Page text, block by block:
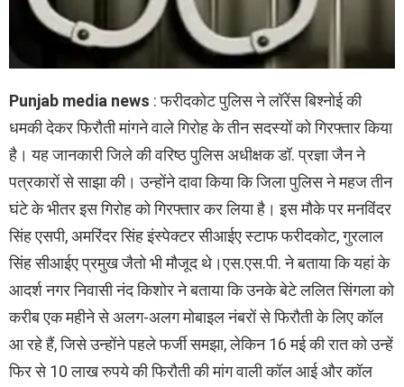
Punjab media news : फरीदकोट पुलिस ने लॉरेंस बिश्नोई की
धमकी देकर फिरौती मांगने वाले गिरोह के तीन सदस्यों को गिरफ्तार किया
है। यह जानकारी जिले की वरिष्ठ पुलिस अधीक्षक डॉ. प्रज्ञा जैन ने
पत्रकारों से साझा की। उन्होंने दावा किया कि जिला पुलिस ने महज तीन
घंटे के भीतर इस गिरोह को गिरफ्तार कर लिया है। इस मौके पर मनविंदर
सिंह एसपी, अमरिंदर सिंह इंस्पेक्टर सीआईए स्टाफ फरीदकोट, गुरलाल
सिंह सीआईए प्रमुख जैतो भी मौजूद थे।एस.एस.पी. ने बताया कि यहां के
आदर्श नगर निवासी नंद किशोर ने बताया कि उनके बेटे ललित सिंगला को
करीब एक महीने से अलग-अलग मोबाइल नंबरों से फिरौती के लिए कॉल
आ रहे हैं, जिसे उन्होंने पहले फर्जी समझा, लेकिन 16 मई की रात को उन्हें
फिर से 10 लाख रुपये की फिरौती की मांग वाली कॉल आई और कॉल